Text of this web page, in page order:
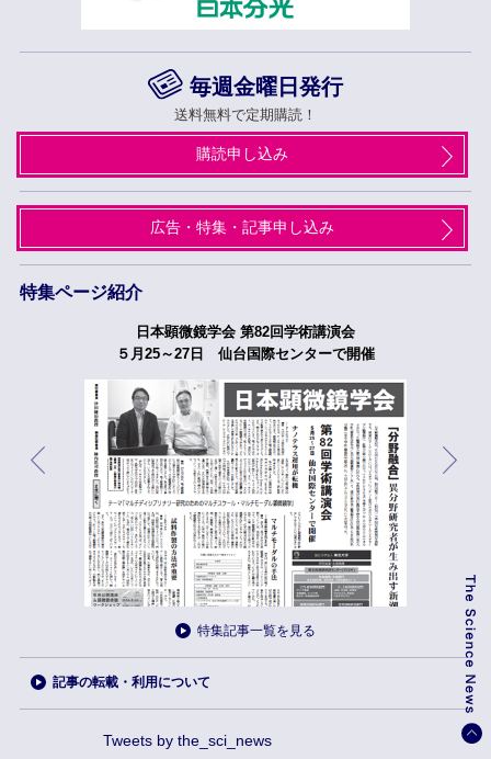
毎週金曜日発行
送料無料で定期購読！
購読申し込み
広告・特集・記事申し込み
特集ページ紹介
日本顕微鏡学会 第82回学術講演会
５月25～27日 仙台国際センターで開催
特集記事一覧を見る
記事の転載・利用について
Tweets by the_sci_news